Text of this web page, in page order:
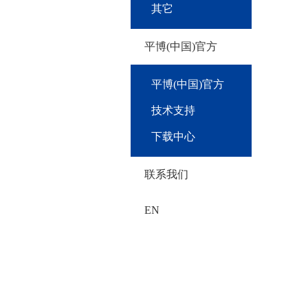
其它
平博(中国)官方
平博(中国)官方
技术支持
下载中心
联系我们
EN